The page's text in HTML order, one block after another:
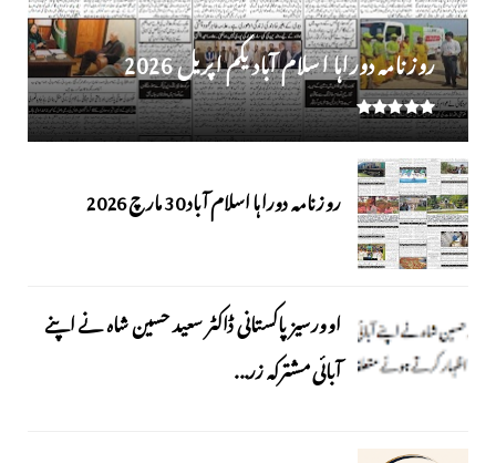
روز نامہ دوراہا اسلام آباد یکم اپریل 2026
روزنامہ دوراہا اسلام آباد 30 مارچ 2026
اوورسیز پاکستانی ڈاکٹر سعید حسین شاہ نے اپنے
آبائی مشترکہ زر...